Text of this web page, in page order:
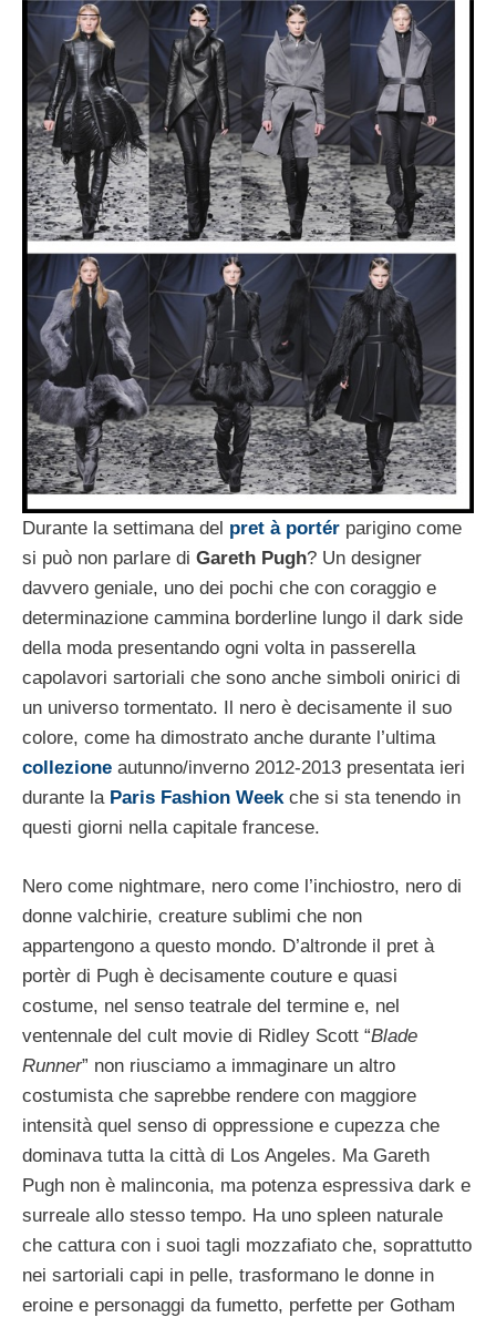
Durante la settimana del pret à portér parigino come
si può non parlare di Gareth Pugh? Un designer
davvero geniale, uno dei pochi che con coraggio e
determinazione cammina borderline lungo il dark side
della moda presentando ogni volta in passerella
capolavori sartoriali che sono anche simboli onirici di
un universo tormentato. Il nero è decisamente il suo
colore, come ha dimostrato anche durante l’ultima
collezione autunno/inverno 2012-2013 presentata ieri
durante la Paris Fashion Weekche si sta tenendo in
questi giorni nella capitale francese.
Nero come nightmare, nero come l’inchiostro, nero di
donne valchirie, creature sublimi che non
appartengono a questo mondo. D’altronde il pret à
portèr di Pugh è decisamente couture e quasi
costume, nel senso teatrale del termine e, nel
ventennale del cult movie di Ridley Scott “Blade
Runner” non riusciamo a immaginare un altro
costumista che saprebbe rendere con maggiore
intensità quel senso di oppressione e cupezza che
dominava tutta la città di Los Angeles. Ma Gareth
Pugh non è malinconia, ma potenza espressiva dark e
surreale allo stesso tempo. Ha uno spleen naturale
che cattura con i suoi tagli mozzafiato che, soprattutto
nei sartoriali capi in pelle, trasformano le donne in
eroine e personaggi da fumetto, perfette per Gotham